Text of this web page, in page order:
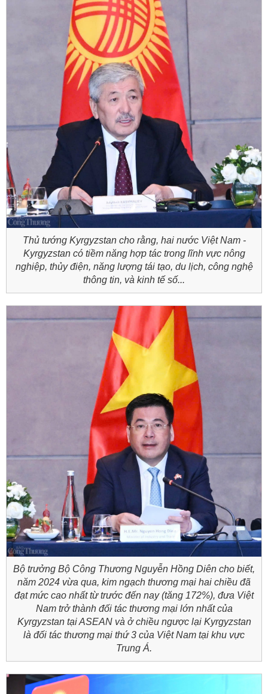
Thủ tướng Kyrgyzstan cho rằng, hai nước Việt Nam -
Kyrgyzstan có tiềm năng hợp tác trong lĩnh vực nông
nghiệp, thủy điện, năng lượng tái tạo, du lịch, công nghệ
thông tin, và kinh tế số...
Bộ trưởng Bộ Công Thương Nguyễn Hồng Diên cho biết,
năm 2024 vừa qua, kim ngạch thương mại hai chiều đã
đạt mức cao nhất từ trước đến nay (tăng 172%), đưa Việt
Nam trở thành đối tác thương mại lớn nhất của
Kyrgyzstan tại ASEAN và ở chiều ngược lại Kyrgyzstan
là đối tác thương mại thứ 3 của Việt Nam tại khu vực
Trung Á.